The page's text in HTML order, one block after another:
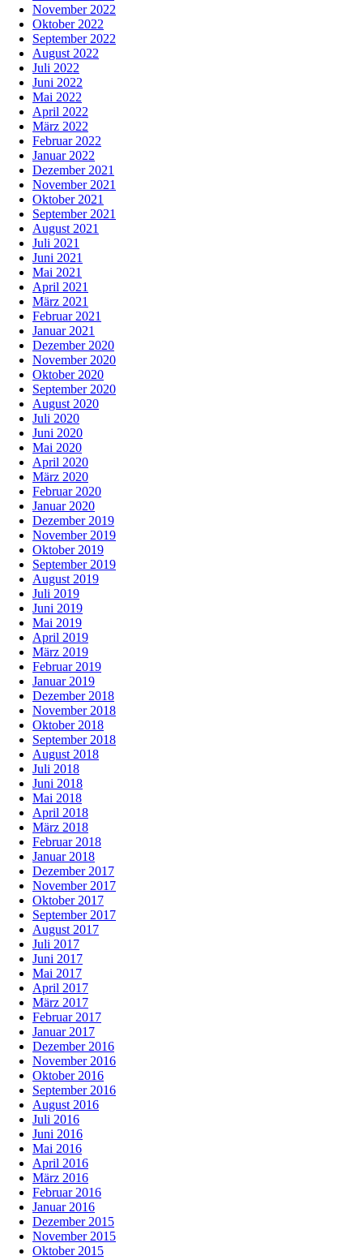
November 2022
Oktober 2022
September 2022
August 2022
Juli 2022
Juni 2022
Mai 2022
April 2022
März 2022
Februar 2022
Januar 2022
Dezember 2021
November 2021
Oktober 2021
September 2021
August 2021
Juli 2021
Juni 2021
Mai 2021
April 2021
März 2021
Februar 2021
Januar 2021
Dezember 2020
November 2020
Oktober 2020
September 2020
August 2020
Juli 2020
Juni 2020
Mai 2020
April 2020
März 2020
Februar 2020
Januar 2020
Dezember 2019
November 2019
Oktober 2019
September 2019
August 2019
Juli 2019
Juni 2019
Mai 2019
April 2019
März 2019
Februar 2019
Januar 2019
Dezember 2018
November 2018
Oktober 2018
September 2018
August 2018
Juli 2018
Juni 2018
Mai 2018
April 2018
März 2018
Februar 2018
Januar 2018
Dezember 2017
November 2017
Oktober 2017
September 2017
August 2017
Juli 2017
Juni 2017
Mai 2017
April 2017
März 2017
Februar 2017
Januar 2017
Dezember 2016
November 2016
Oktober 2016
September 2016
August 2016
Juli 2016
Juni 2016
Mai 2016
April 2016
März 2016
Februar 2016
Januar 2016
Dezember 2015
November 2015
Oktober 2015